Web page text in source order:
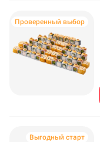
Проверенный выбор
Выгодный старт